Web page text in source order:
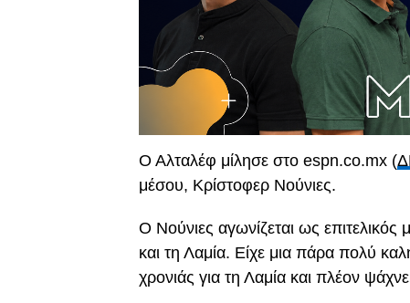
Ο Αλταλέφ μίλησε στο espn.co.mx (
μέσου, Κρίστοφερ Νούνιες.
Ο Νούνιες αγωνίζεται ως
και τη Λαμία. Είχε μια πάρα πολύ
χρονιάς για τη Λαμία και πλέον